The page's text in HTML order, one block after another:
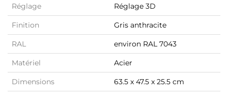
Réglage Réglage 3D
Finition Gris anthracite
RAL environ RAL 7043
Matériel Acier
Dimensions 63.5 x 47.5 x 25.5 cm